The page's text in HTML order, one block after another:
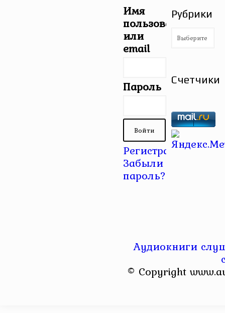
Имя
пользователя
или
email
Пароль
Регистрация |
Забыли
пароль?
Рубрики
Рубрики
Счетчики
Аудиокниги
© Copyright